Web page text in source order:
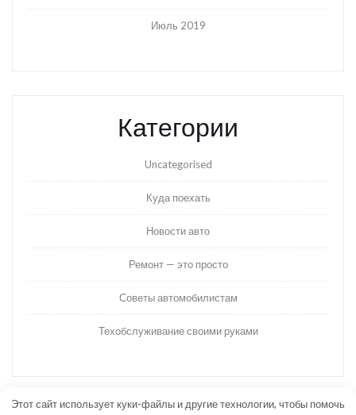
Июль 2019
Категории
Uncategorised
Куда поехать
Новости авто
Ремонт — это просто
Советы автомобилистам
Техобслуживание своими руками
Этот сайт использует куки-файлы и другие технологии, чтобы помочь